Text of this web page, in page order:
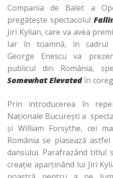
Compania de Balet a
pregătește spectacolul
Jiri Kylian, care va avea
Iar în toamnă, în cadrul
George Enescu va
publicul din România,
Somewhat Elevatedîn
Prin introducerea în
Naționale București a
și William Forsythe, cei
România se plasează
dansului. Parafrazând titlul
creație aparținând lui Jiri